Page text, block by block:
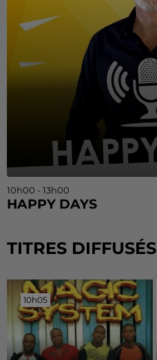
10h00 - 13h00
HAPPY DAYS
TITRES DIFFUSÉS
10h05
10h05